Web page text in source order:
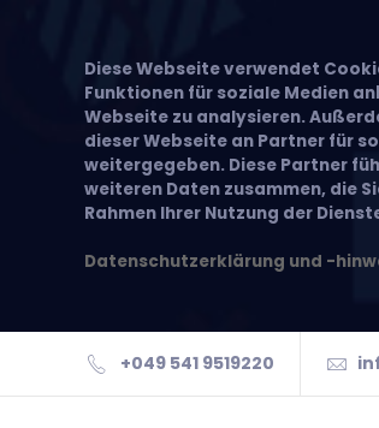
Diese Webseite verwendet
Funktionen für soziale Medien
Webseite zu analysieren.
dieser Webseite an Partner für
weitergegeben. Diese Partner
weiteren Daten zusammen, die
Rahmen Ihrer Nutzung der
Datenschutzerklärung und -
+049 541 9519220